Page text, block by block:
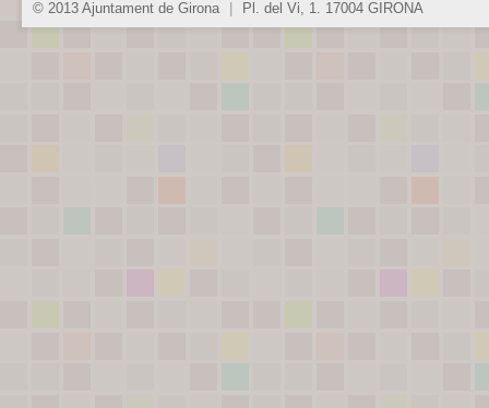
© 2013 Ajuntament de Girona Pl. del Vi, 1. 17004 GIRONA